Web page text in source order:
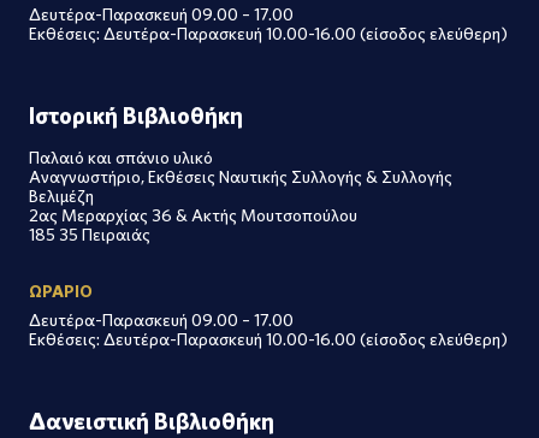
Δευτέρα-Παρασκευή 09.00 – 17.00
Εκθέσεις: Δευτέρα-Παρασκευή 10.00-16.00 (είσοδος ελεύθερη)
Ιστορική Βιβλιοθήκη
Παλαιό και σπάνιο υλικό
Αναγνωστήριο, Εκθέσεις Ναυτικής Συλλογής & Συλλογής
Βελιμέζη
2ας Μεραρχίας 36 & Ακτής Μουτσοπούλου
185 35 Πειραιάς
ΩΡΑΡΙΟ
Δευτέρα-Παρασκευή 09.00 – 17.00
Εκθέσεις: Δευτέρα-Παρασκευή 10.00-16.00 (είσοδος ελεύθερη)
Δανειστική Βιβλιοθήκη